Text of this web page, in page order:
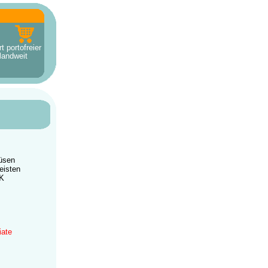
portofreier